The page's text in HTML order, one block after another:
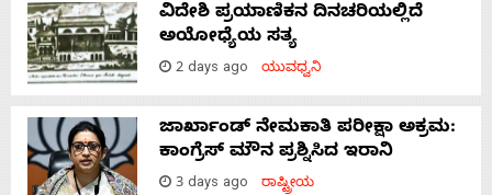
ವಿದೇಶಿ ಪ್ರಯಾಣಿಕನ ದಿನಚರಿಯಲ್ಲಿದೆ
ಅಯೋಧ್ಯೆಯ ಸತ್ಯ
2 days ago ಯುವಧ್ವನಿ
ಜಾರ್ಖಾಂಡ್‌ ನೇಮಕಾತಿ ಪರೀಕ್ಷಾ ಅಕ್ರಮ:
ಕಾಂಗ್ರೆಸ್‌ ಮೌನ ಪ್ರಶ್ನಿಸಿದ ಇರಾನಿ
3 days ago ರಾಷ್ಟ್ರೀಯ